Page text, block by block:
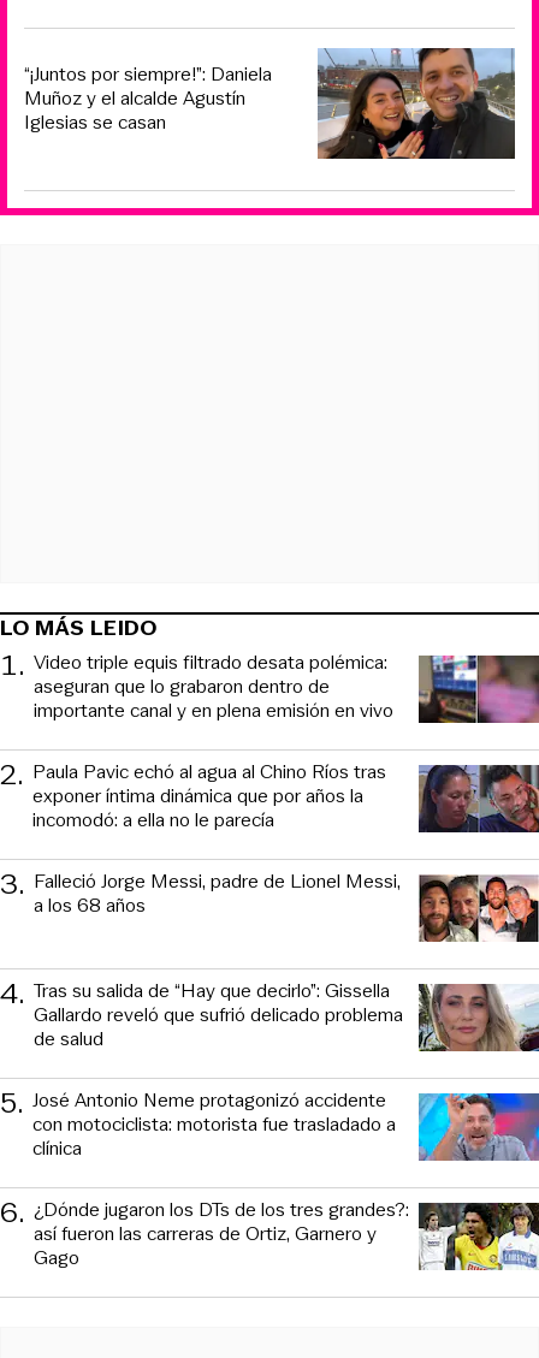
“¡Juntos por siempre!”: Daniela
Muñoz y el alcalde Agustín
Iglesias se casan
LO MÁS LEIDO
1. Video triple equis filtrado desata polémica:
aseguran que lo grabaron dentro de
importante canal y en plena emisión en vivo
2. Paula Pavic echó al agua al Chino Ríos tras
exponer íntima dinámica que por años la
incomodó: a ella no le parecía
3. Falleció Jorge Messi, padre de Lionel Messi,
a los 68 años
4. Tras su salida de “Hay que decirlo”: Gissella
Gallardo reveló que sufrió delicado problema
de salud
5. José Antonio Neme protagonizó accidente
con motociclista: motorista fue trasladado a
clínica
6. ¿Dónde jugaron los DTs de los tres grandes?:
así fueron las carreras de Ortiz, Garnero y
Gago